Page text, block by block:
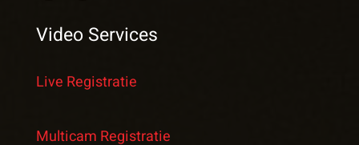
Video Services
Live Registratie
Multicam Registratie